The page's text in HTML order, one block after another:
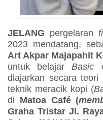
JELANG pergelaran
2023 mendatang,
Art Akpar Majapahit
untuk belajarBasic
diajarkan secara
teknik meracik kopi (
di Matoa Café (
Graha Tristar Jl.